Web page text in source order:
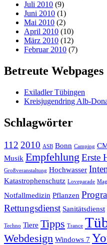
Juli 2010 (9)
Juni 2010 (1)
Mai 2010 (2)
April 2010 (10)
März 2010 (12)
Februar 2010 (7)
Betreute Webpages
Exiladler Tübingen
Kreisjugendring Alb-
Schlagwörter
112 2010 ASB Bonn Camping
Musik Empfehlung Erste
Großveranstaltung Hochwasser
Katastrophenschutz Loveparade
Notfallmedizin Pflanzen
Rettungsdienst Sanitätsdienst
Techno Tiere Tipps Trance
Webdesign Windows 7